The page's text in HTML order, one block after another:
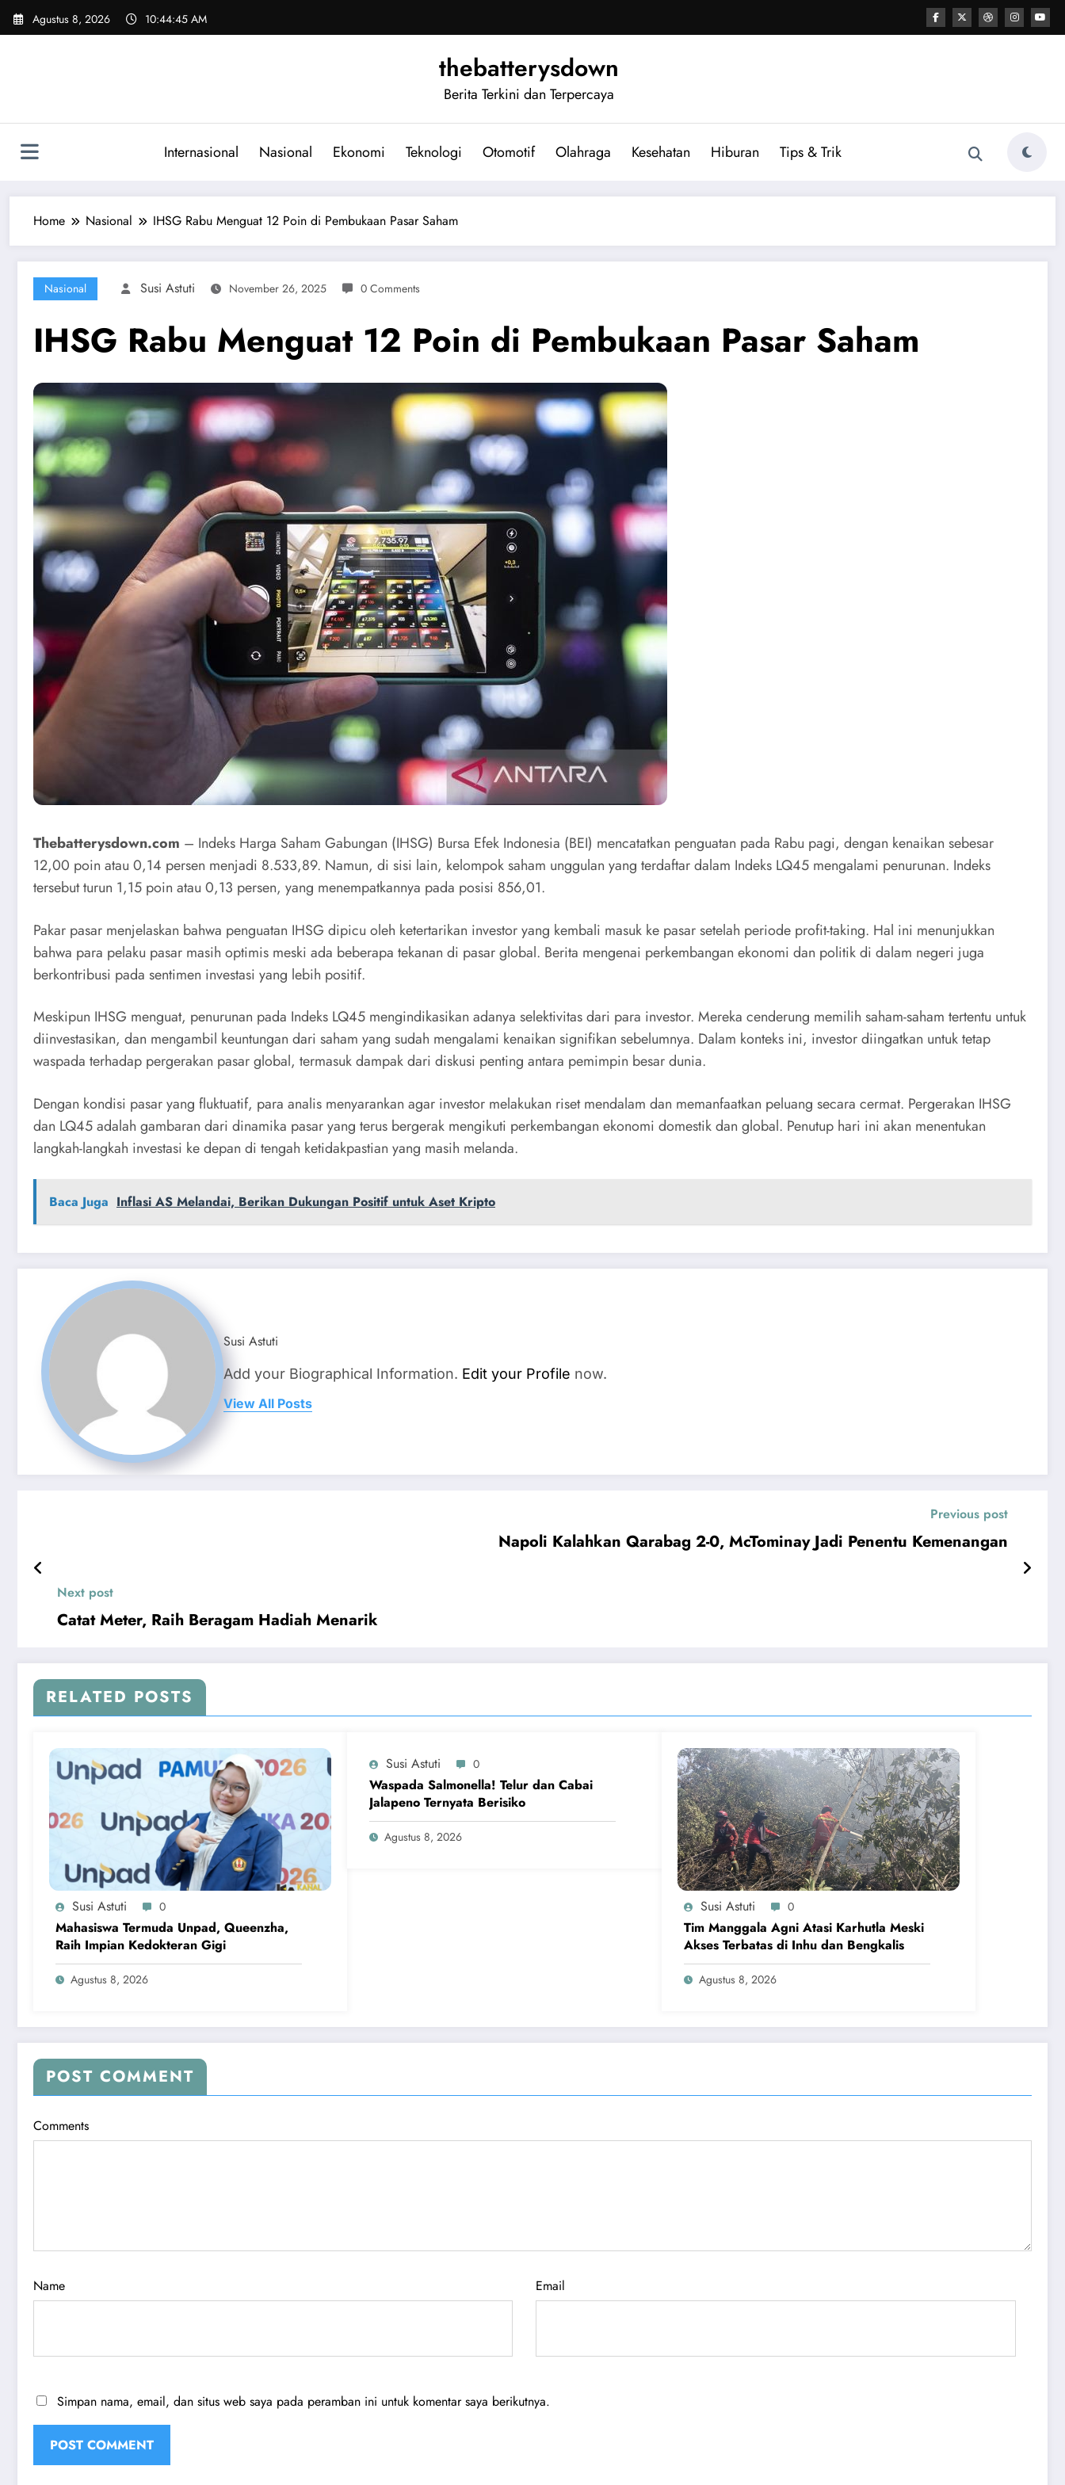
Skip
Agustus 8, 2026 10:44:46 AM
thebatterysdown
Berita Terkini dan Terpercaya
Internasional Nasional Ekonomi Teknologi Otomotif Olahraga Kesehatan Hiburan Tips & Trik
Home Nasional IHSG Rabu Menguat 12 Poin di Pembukaan Pasar Saham
Nasional Susi Astuti November 26, 2025 0 Comments
IHSG Rabu Menguat 12 Poin di Pembukaan Pasar Saham
Thebatterysdown.com – Indeks Harga Saham Gabungan (IHSG) Bursa Efek Indonesia (BEI) mencatatkan penguatan pada Rabu pagi, dengan kenaikan sebesar
12,00 poin atau 0,14 persen menjadi 8.533,89. Namun, di sisi lain, kelompok saham unggulan yang terdaftar dalam Indeks LQ45 mengalami penurunan. Indeks
tersebut turun 1,15 poin atau 0,13 persen, yang menempatkannya pada posisi 856,01.
Pakar pasar menjelaskan bahwa penguatan IHSG dipicu oleh ketertarikan investor yang kembali masuk ke pasar setelah periode profit-taking. Hal ini menunjukkan
bahwa para pelaku pasar masih optimis meski ada beberapa tekanan di pasar global. Berita mengenai perkembangan ekonomi dan politik di dalam negeri juga
berkontribusi pada sentimen investasi yang lebih positif.
Meskipun IHSG menguat, penurunan pada Indeks LQ45 mengindikasikan adanya selektivitas dari para investor. Mereka cenderung memilih saham-saham tertentu untuk
diinvestasikan, dan mengambil keuntungan dari saham yang sudah mengalami kenaikan signifikan sebelumnya. Dalam konteks ini, investor diingatkan untuk tetap
waspada terhadap pergerakan pasar global, termasuk dampak dari diskusi penting antara pemimpin besar dunia.
Dengan kondisi pasar yang fluktuatif, para analis menyarankan agar investor melakukan riset mendalam dan memanfaatkan peluang secara cermat. Pergerakan IHSG
dan LQ45 adalah gambaran dari dinamika pasar yang terus bergerak mengikuti perkembangan ekonomi domestik dan global. Penutup hari ini akan menentukan
langkah-langkah investasi ke depan di tengah ketidakpastian yang masih melanda.
Baca Juga Inflasi AS Melandai, Berikan Dukungan Positif untuk Aset Kripto
Susi Astuti
Add your Biographical Information. Edit your Profile now.
View All Posts
Previous post
Napoli Kalahkan Qarabag 2-0, McTominay Jadi Penentu Kemenangan
Next post
Catat Meter, Raih Beragam Hadiah Menarik
RELATED POSTS
Susi Astuti 0
Mahasiswa Termuda Unpad, Queenzha,
Raih Impian Kedokteran Gigi
Agustus 8, 2026
Susi Astuti 0
Waspada Salmonella! Telur dan Cabai
Jalapeno Ternyata Berisiko
Agustus 8, 2026
Susi Astuti 0
Tim Manggala Agni Atasi Karhutla Meski
Akses Terbatas di Inhu dan Bengkalis
Agustus 8, 2026
POST COMMENT
Comments
Name Email
Simpan nama, email, dan situs web saya pada peramban ini untuk komentar saya berikutnya.